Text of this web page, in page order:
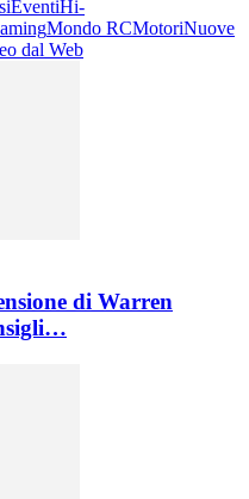
EventiHi-
Mondo RCMotoriNuove
dal Web
di Warren